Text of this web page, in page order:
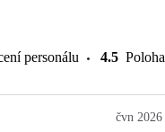
personálu 4.5 Poloha
čvn 2026